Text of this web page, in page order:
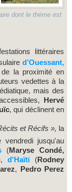
dont le thème est
littéraires
d’Ouessant,
la proximité en
vedettes à la
mais des
Hervé
, qui déclinent en
et Récifs », la
jusqu'au
(Maryse Condé,
d'Haïti (Rodney
, Pedro Perez